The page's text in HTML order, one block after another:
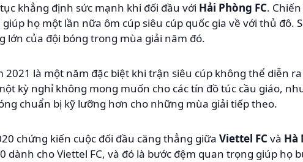
khẳng định sức mạnh khi đối đầu với Hải Phòng FC.
họ một lần nữa ôm cúp siêu cúp quốc gia về với thủ đô.
lớn của đội bóng trong mùa giải năm đó.
2021 là một năm đặc biệt khi trận siêu cúp không thể diễn
kỳ nghỉ không mong muốn cho các tín đồ túc cầu giáo,
chuẩn bị kỹ lưỡng hơn cho những mùa giải tiếp theo.
chứng kiến cuộc đối đầu căng thẳng giữa Viettel FC và Hà
dành cho Viettel FC, và đó là bước đệm quan trọng giúp họ